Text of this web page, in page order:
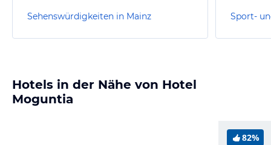
Sehenswürdigkeiten in Mainz Sport-
Hotels in der Nähe von Hotel
Moguntia
82%